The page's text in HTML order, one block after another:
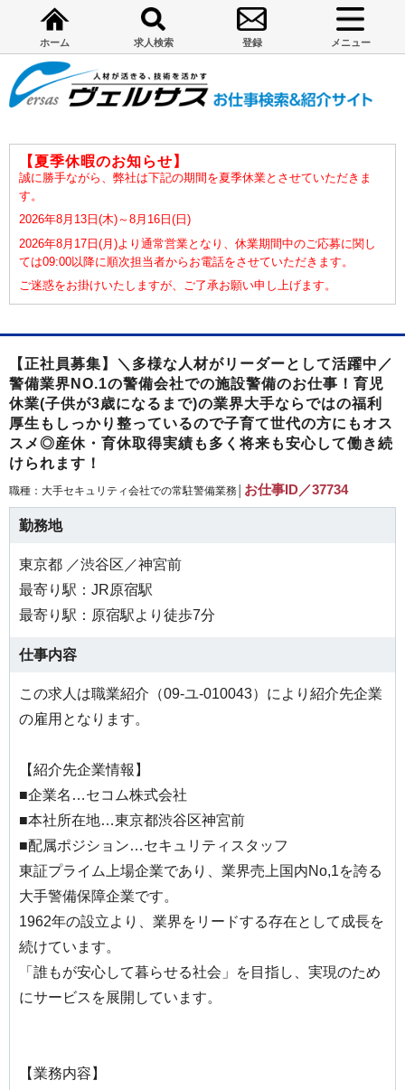
ホーム 求人検索 登録 メニュー
【夏季休暇のお知らせ】
誠に勝手ながら、弊社は下記の期間を夏季休業とさせていただきま
す。
2026年8月13日(木)～8月16日(日)
2026年8月17日(月)より通常営業となり、休業期間中のご応募に関し
ては09:00以降に順次担当者からお電話をさせていただきます。
ご迷惑をお掛けいたしますが、ご了承お願い申し上げます。
【正社員募集】＼多様な人材がリーダーとして活躍中／
警備業界NO.1の警備会社での施設警備のお仕事！育児
休業(子供が3歳になるまで)の業界大手ならではの福利
厚生もしっかり整っているので子育て世代の方にもオス
スメ◎産休・育休取得実績も多く将来も安心して働き続
けられます！
職種：大手セキュリティ会社での常駐警備業務│ お仕事ID／37734
勤務地
東京都 ／渋谷区／神宮前
最寄り駅：JR原宿駅
最寄り駅：原宿駅より徒歩7分
仕事内容
この求人は職業紹介（09-ユ-010043）により紹介先企業
の雇用となります。
【紹介先企業情報】
■企業名…セコム株式会社
■本社所在地…東京都渋谷区神宮前
■配属ポジション…セキュリティスタッフ
東証プライム上場企業であり、業界売上国内No,1を誇る
大手警備保障企業です。
1962年の設立より、業界をリードする存在として成長を
続けています。
「誰もが安心して暮らせる社会」を目指し、実現のため
にサービスを展開しています。
【業務内容】